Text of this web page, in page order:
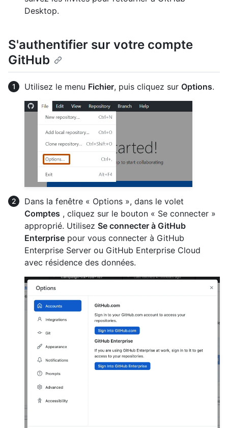
Desktop.
S'authentifier sur votre compte
GitHub
Utilisez le menu Fichier, puis cliquez sur Options.
Dans la fenêtre « Options », dans le volet
Comptes , cliquez sur le bouton « Se connecter »
approprié. Utilisez Se connecter à GitHub
Enterprise pour vous connecter à GitHub
Enterprise Server ou GitHub Enterprise Cloud
avec résidence des données.